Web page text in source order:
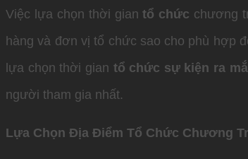
Việc lựa chọn thời gian tổ chức chương
hàng và đơn vị tổ chức sao cho phù hợp
lựa chọn thời gian tổ chức sự kiện ra
người tham gia nhất.
Lựa Chọn Địa Điểm Tổ Chức Chương